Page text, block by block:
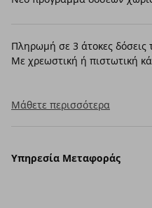
Πληρωμή σε 3 άτοκες
Με χρεωστική ή πιστωτική
Μάθετε περισσότερα
Υπηρεσία Μεταφοράς